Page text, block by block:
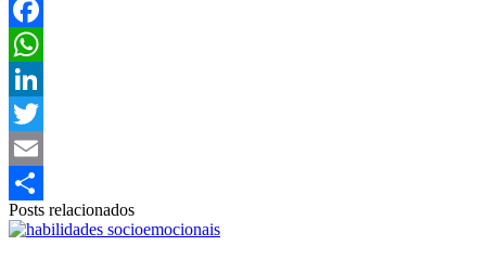
Facebook
WhatsApp
LinkedIn
Twitter
Email
Share
Posts relacionados